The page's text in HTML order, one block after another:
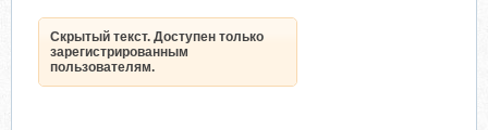
Скрытый текст. Доступен только
зарегистрированным
пользователям.